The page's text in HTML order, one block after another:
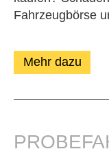
Fahrzeugbörse
Mehr dazu